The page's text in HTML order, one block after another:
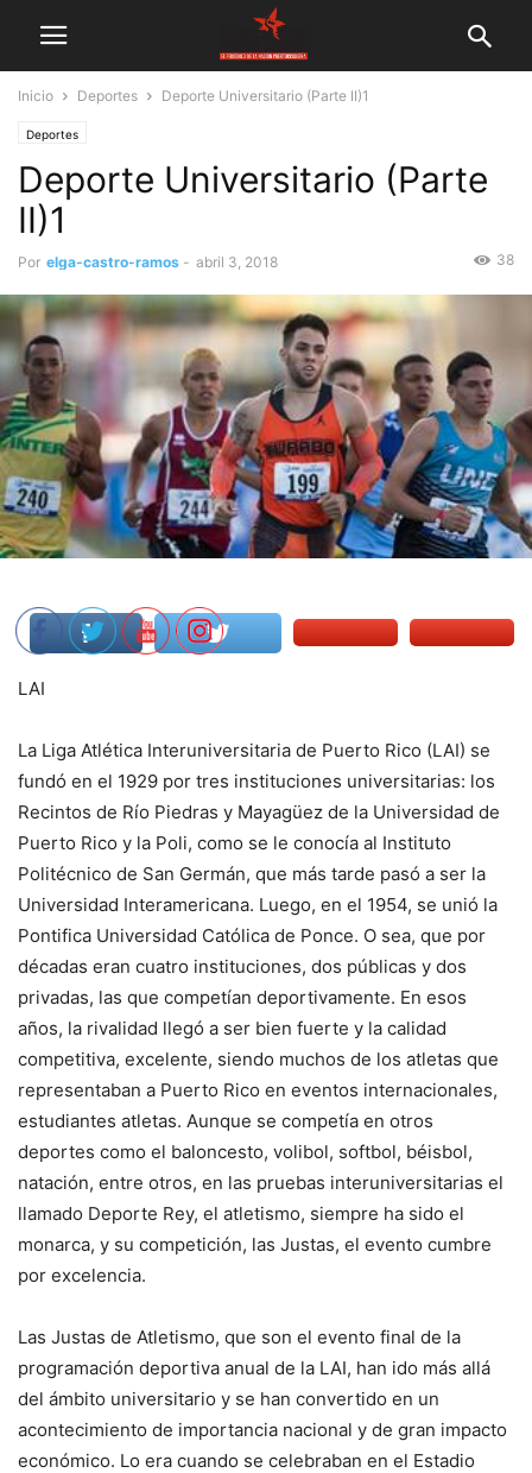
Inicio Deportes Deporte Universitario (Parte II)1
Deportes
Deporte Universitario (Parte
II)1
Por elga-castro-ramos - abril 3, 2018 38
LAI
La Liga Atlética Interuniversitaria de Puerto Rico (LAI) se
fundó en el 1929 por tres instituciones universitarias: los
Recintos de Río Piedras y Mayagüez de la Universidad de
Puerto Rico y la Poli, como se le conocía al Instituto
Politécnico de San Germán, que más tarde pasó a ser la
Universidad Interamericana. Luego, en el 1954, se unió la
Pontifica Universidad Católica de Ponce. O sea, que por
décadas eran cuatro instituciones, dos públicas y dos
privadas, las que competían deportivamente. En esos
años, la rivalidad llegó a ser bien fuerte y la calidad
competitiva, excelente, siendo muchos de los atletas que
representaban a Puerto Rico en eventos internacionales,
estudiantes atletas. Aunque se competía en otros
deportes como el baloncesto, volibol, softbol, béisbol,
natación, entre otros, en las pruebas interuniversitarias el
llamado Deporte Rey, el atletismo, siempre ha sido el
monarca, y su competición, las Justas, el evento cumbre
por excelencia.
Las Justas de Atletismo, que son el evento final de la
programación deportiva anual de la LAI, han ido más allá
del ámbito universitario y se han convertido en un
acontecimiento de importancia nacional y de gran impacto
económico. Lo era cuando se celebraban en el Estadio